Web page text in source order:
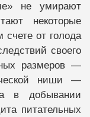
не умирают
некоторые
счете от голода
своего
размеров —
ниши —
в добывании
питательных